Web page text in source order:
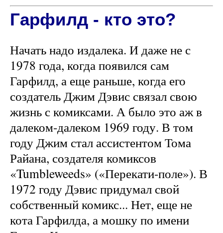
Гарфилд - кто это?
Начать надо издалека. И даже не с
1978 года, когда появился сам
Гарфилд, а еще раньше, когда его
создатель Джим Дэвис связал свою
жизнь с комиксами. А было это аж в
далеком-далеком 1969 году. В том
году Джим стал ассистентом Тома
Райана, создателя комиксов
«Tumbleweeds» («Перекати-поле»). В
1972 году Дэвис придумал свой
собственный комикс... Нет, еще не
кота Гарфилда, а мошку по имени